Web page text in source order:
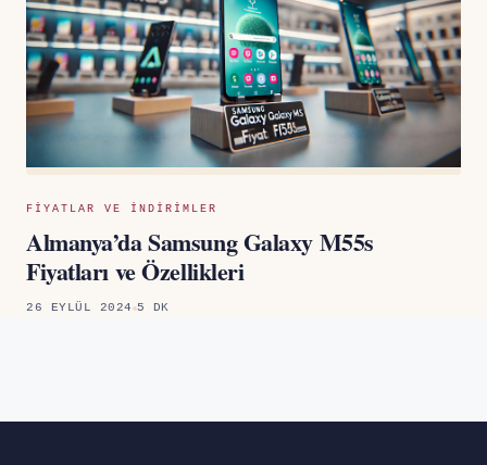
FIYATLAR VE INDIRIMLER
Almanya’da Samsung Galaxy M55s
Fiyatları ve Özellikleri
26 EYLÜL 2024 5 DK